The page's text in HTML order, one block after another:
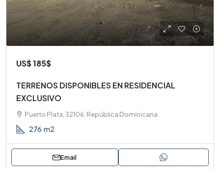
US$185$
TERRENOS DISPONIBLES EN RESIDENCIAL
EXCLUSIVO
Puerto Plata, 32106, República Dominicana
276 m2
Email